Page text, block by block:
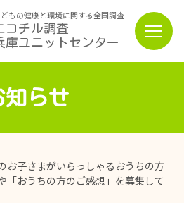
もの健康と環境に関する全国調査
コチル調査
庫ユニットセンター
知らせ
お子さまがいらっしゃるおうちの方
「おうちの方のご感想」を募集して